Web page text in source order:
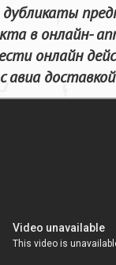
в онлайн-
онлайн
авиа